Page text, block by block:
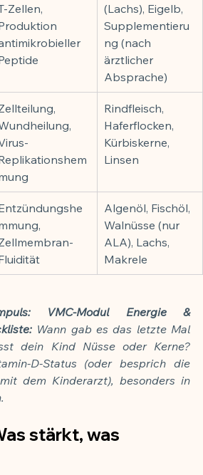
Zellen,
(Lachs), Eigelb,
Supplementieru
ng (nach
ärztlicher
Absprache)
Rindfleisch,
Haferflocken,
Kürbiskerne,
Linsen
Algenöl, Fischöl,
Walnüsse (nur
ALA), Lachs,
Makrele
VMC-Modul Energie &
Wann gab es das letzte Mal
dein Kind Nüsse oder Kerne?
D-Status (oder besprich die
dem Kinderarzt), besonders in
stärkt, was